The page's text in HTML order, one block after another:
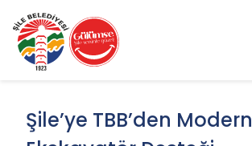
Şile’ye TBB’den Modern